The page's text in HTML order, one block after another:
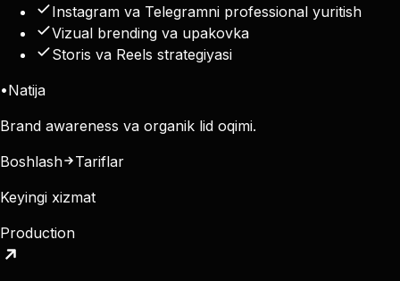
Instagram va Telegramni professional yuritish
Vizual brending va upakovka
Storis va Reels strategiyasi
•Natija
Brand awareness va organik lid oqimi.
Boshlash
Tariflar
Keyingi xizmat
Production